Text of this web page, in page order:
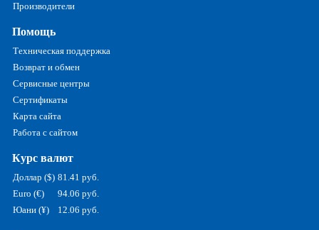
Производители
Помощь
Техническая поддержка
Возврат и обмен
Сервисные центры
Сертификаты
Карта сайта
Работа с сайтом
Курс валют
Доллар ($) 81.41 руб.
Euro (€)
94.06 руб.
Юани (¥)
12.06 руб.